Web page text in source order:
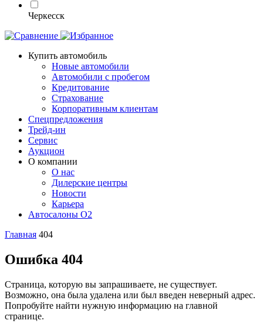
Черкесск
Купить автомобиль
Новые автомобили
Автомобили с пробегом
Кредитование
Страхование
Корпоративным клиентам
Спецпредложения
Трейд-ин
Сервис
Аукцион
О компании
О нас
Дилерские центры
Новости
Карьера
Автосалоны O2
Главная 404
Ошибка 404
Страница, которую вы запрашиваете, не существует.
Возможно, она была удалена или был введен неверный адрес.
Попробуйте найти нужную информацию на главной
странице.